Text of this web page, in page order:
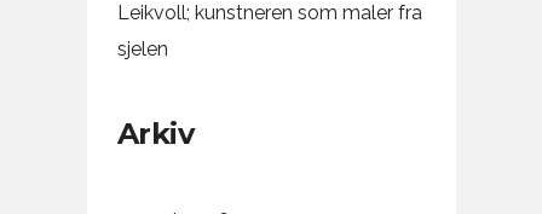
Leikvoll; kunstneren som maler fra
sjelen
Arkiv